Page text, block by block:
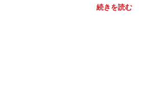
続きを読む